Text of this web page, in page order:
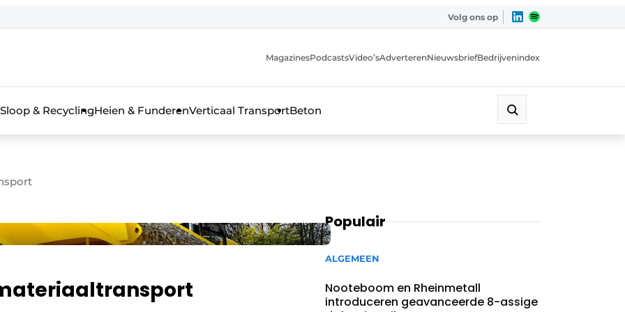
de aanmelding
voor de aanmelding FR
& bouwmachines
Volg ons op
MagazinesPodcastsVideo’sAdverterenNieuwsbriefBedrijvenindex
Sloop & RecyclingHeien & FunderenVerticaal TransportBeton
Populair
ALGEMEEN
Nooteboom en Rheinmetall
introduceren geavanceerde 8-assige